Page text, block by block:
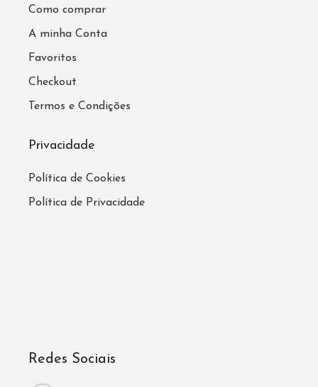
Como comprar
A minha Conta
Favoritos
Checkout
Termos e Condições
Privacidade
Política de Cookies
Política de Privacidade
Redes Sociais